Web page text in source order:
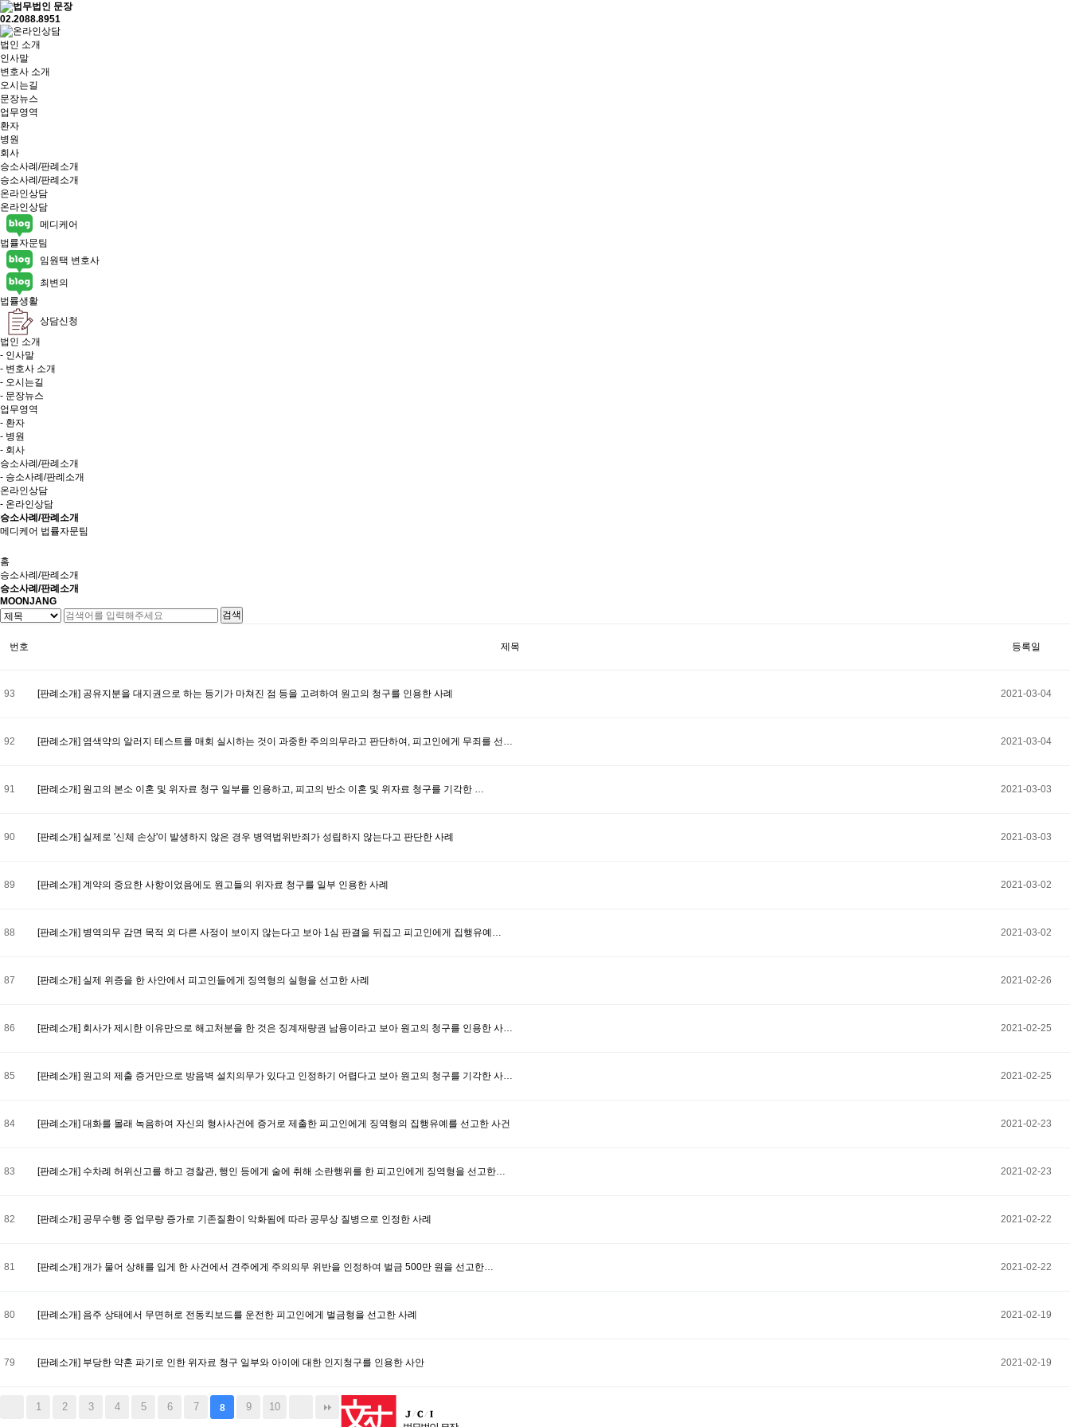
02.2088.8951
법인 소개
인사말
변호사 소개
오시는길
문장뉴스
업무영역
환자
병원
회사
승소사례/판례소개
승소사례/판례소개
온라인상담
온라인상담
메디케어
법률자문팀
임원택 변호사
최변의
법률생활
상담신청
법인 소개
- 인사말
- 변호사 소개
- 오시는길
- 문장뉴스
업무영역
- 환자
- 병원
- 회사
승소사례/판례소개
- 승소사례/판례소개
온라인상담
- 온라인상담
승소사례/판례소개
메디케어 법률자문팀
홈
승소사례/판례소개
승소사례/판례소개
MOONJANG
검색
번호 제목 등록일
93 [판례소개] 공유지분을 대지권으로 하는 등기가 마쳐진 점 등을 고려하여 원고의 청구를 인용한 사례 2021-03-04
92 [판례소개] 염색약의 알러지 테스트를 매회 실시하는 것이 과중한 주의의무라고 판단하여, 피고인에게 무죄를 선… 2021-03-04
91 [판례소개] 원고의 본소 이혼 및 위자료 청구 일부를 인용하고, 피고의 반소 이혼 및 위자료 청구를 기각한 … 2021-03-03
90 [판례소개] 실제로 '신체 손상'이 발생하지 않은 경우 병역법위반죄가 성립하지 않는다고 판단한 사례 2021-03-03
89 [판례소개] 계약의 중요한 사항이었음에도 원고들의 위자료 청구를 일부 인용한 사례 2021-03-02
88 [판례소개] 병역의무 감면 목적 외 다른 사정이 보이지 않는다고 보아 1심 판결을 뒤집고 피고인에게 집행유예… 2021-03-02
87 [판례소개] 실제 위증을 한 사안에서 피고인들에게 징역형의 실형을 선고한 사례 2021-02-26
86 [판례소개] 회사가 제시한 이유만으로 해고처분을 한 것은 징계재량권 남용이라고 보아 원고의 청구를 인용한 사… 2021-02-25
85 [판례소개] 원고의 제출 증거만으로 방음벽 설치의무가 있다고 인정하기 어렵다고 보아 원고의 청구를 기각한 사… 2021-02-25
84 [판례소개] 대화를 몰래 녹음하여 자신의 형사사건에 증거로 제출한 피고인에게 징역형의 집행유예를 선고한 사건 2021-02-23
83 [판례소개] 수차례 허위신고를 하고 경찰관, 행인 등에게 술에 취해 소란행위를 한 피고인에게 징역형을 선고한… 2021-02-23
82 [판례소개] 공무수행 중 업무량 증가로 기존질환이 악화됨에 따라 공무상 질병으로 인정한 사례 2021-02-22
81 [판례소개] 개가 물어 상해를 입게 한 사건에서 견주에게 주의의무 위반을 인정하여 벌금 500만 원을 선고한… 2021-02-22
80 [판례소개] 음주 상태에서 무면허로 전동킥보드를 운전한 피고인에게 벌금형을 선고한 사례 2021-02-19
79 [판례소개] 부당한 약혼 파기로 인한 위자료 청구 일부와 아이에 대한 인지청구를 인용한 사안 2021-02-19
1 2 3 4 5 6 7 8 9 10